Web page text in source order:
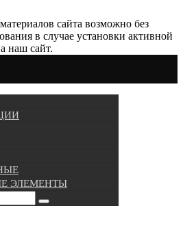
сайта возможно без
в случае установки активной
наш сайт.
ЭЛЕМЕНТЫ